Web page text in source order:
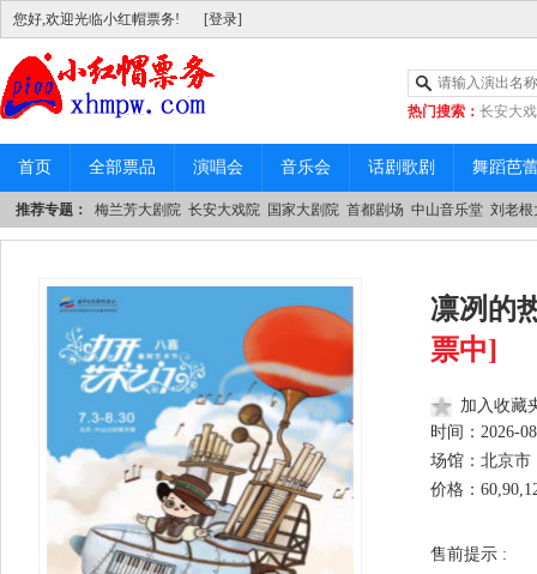
您好,欢迎光临小红帽票务! [登录]
热门搜索： 长安大
|中山音乐堂
首页 全部票品 演唱会 音乐会 话剧歌剧 舞蹈芭
推荐专题： 梅兰芳大剧院 长安大戏院 国家大剧院 首都剧场 中山音乐堂 刘老根
凛冽的
票中]
加入收藏
时间： 2026-
场馆：北京市
价格：
售前提示 :